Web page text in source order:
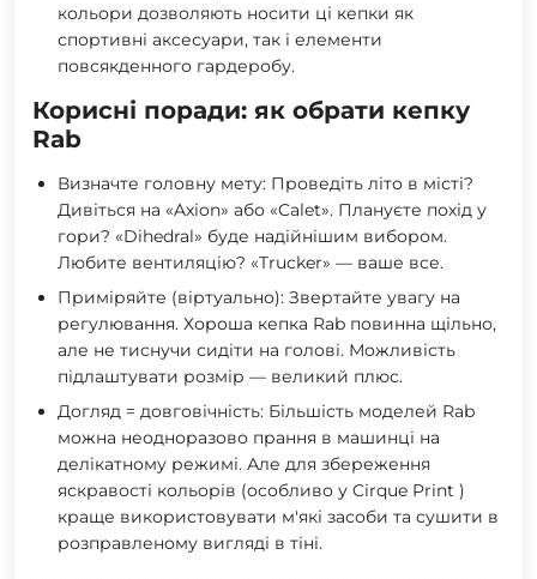
кольори дозволяють носити ці кепки як
спортивні аксесуари, так і елементи
повсякденного гардеробу.
Корисні поради: як обрати кепку
Rab
Визначте головну мету: Проведіть літо в місті?
Дивіться на «Axion» або «Calet». Плануєте похід у
гори? «Dihedral» буде надійнішим вибором.
Любите вентиляцію? «Trucker» — ваше все.
Приміряйте (віртуально): Звертайте увагу на
регулювання. Хороша кепка Rab повинна щільно,
але не тиснучи сидіти на голові. Можливість
підлаштувати розмір — великий плюс.
Догляд = довговічність: Більшість моделей Rab
можна неодноразово прання в машинці на
делікатному режимі. Але для збереження
яскравості кольорів (особливо у Cirque Print )
краще використовувати м'які засоби та сушити в
розправленому вигляді в тіні.